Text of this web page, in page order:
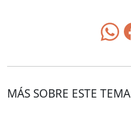
MÁS SOBRE ESTE TEMA